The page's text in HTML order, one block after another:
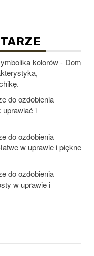
kolorów - Dom
do ozdobienia
uprawiać i
do ozdobienia
w uprawie i piękne
do ozdobienia
w uprawie i